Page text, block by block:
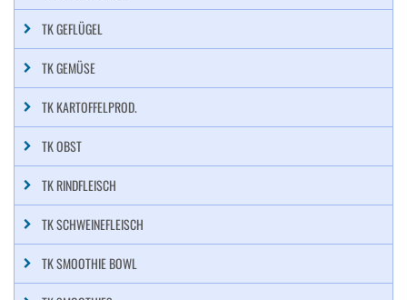
TK GEFLÜGEL
TK GEMÜSE
TK KARTOFFELPROD.
TK OBST
TK RINDFLEISCH
TK SCHWEINEFLEISCH
TK SMOOTHIE BOWL